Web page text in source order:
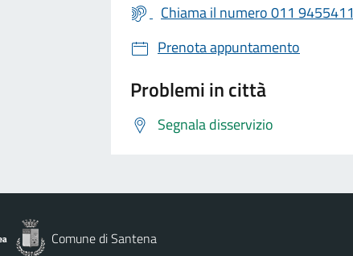
Chiama il numero 011 9455411
Prenota appuntamento
Problemi in città
Segnala disservizio
Comune di Santena